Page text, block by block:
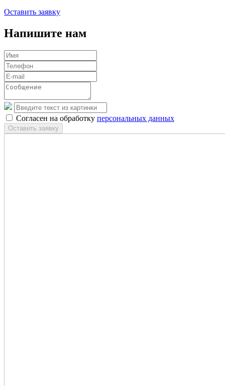
Оставить заявку
Напишите нам
Согласен на обработку персональных данных
Оставить заявку